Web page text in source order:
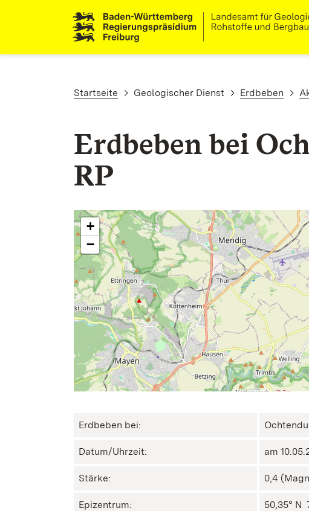
Pfadnavigation
Startseite Geologischer Dienst Erdbeben
Erdbeben bei
RP
+
−
Erdbeben bei:
Datum/Uhrzeit: am
Stärke: 0,4
Epizentrum: 50,35° N